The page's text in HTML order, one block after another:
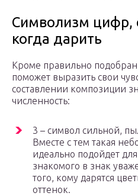
Символизм цифр,
когда дарить
Кроме правильно
поможет выразить свои
составлении композиции
численность:
3 – символ сильной,
Вместе с тем такая
идеально подойдет
знакомого в знак
того, кому дарятся
оттенок.